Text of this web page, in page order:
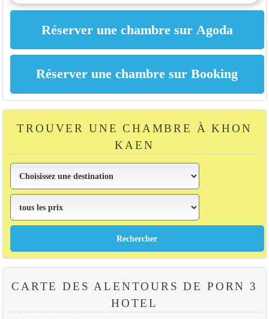
TROUVER UNE CHAMBRE À KHON
KAEN
CARTE DES ALENTOURS DE PORN 3
HOTEL